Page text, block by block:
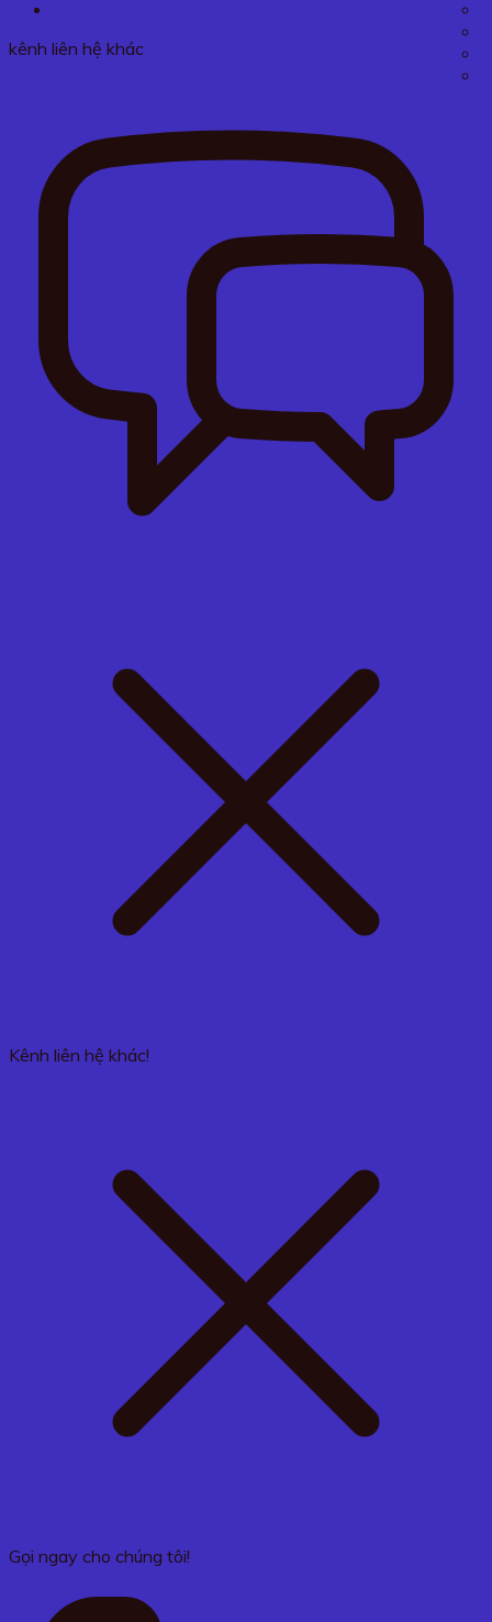
kênh liên hệ khác
Kênh liên hệ khác!
Gọi ngay cho chúng tôi!